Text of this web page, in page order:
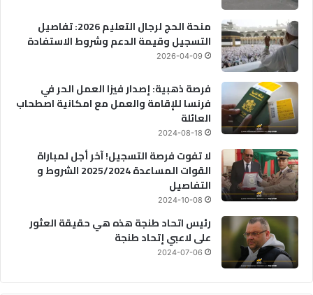
منحة الحج لرجال التعليم 2026: تفاصيل
التسجيل وقيمة الدعم وشروط الاستفادة
2026-04-09
فرصة ذهبية: إصدار فيزا العمل الحر في
فرنسا للإقامة والعمل مع امكانية اصطحاب
العائلة
2024-08-18
لا تفوت فرصة التسجيل! آخر أجل لمباراة
القوات المساعدة 2025/2024 الشروط و
التفاصيل
2024-10-08
رئيس اتحاد طنجة هذه هي حقيقة العثور
على لاعبي إتحاد طنجة
2024-07-06